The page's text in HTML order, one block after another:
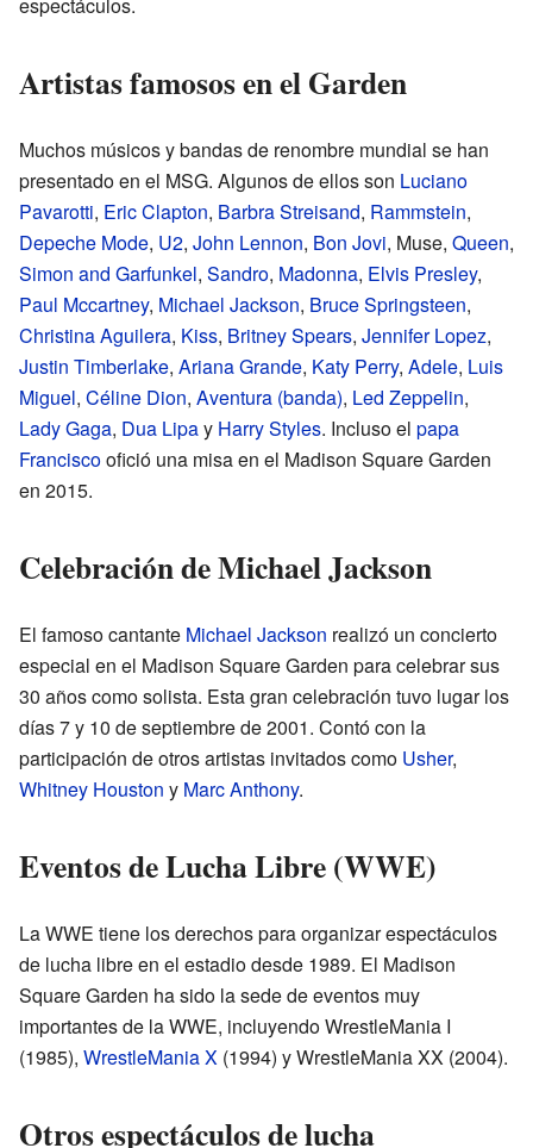
espectáculos.
Artistas famosos en el Garden
Muchos músicos y bandas de renombre mundial se han
presentado en el MSG. Algunos de ellos son Luciano
Pavarotti, Eric Clapton, Barbra Streisand, Rammstein,
Depeche Mode, U2, John Lennon, Bon Jovi, Muse, Queen,
Simon and Garfunkel, Sandro, Madonna, Elvis Presley,
Paul Mccartney, Michael Jackson, Bruce Springsteen,
Christina Aguilera, Kiss, Britney Spears, Jennifer Lopez,
Justin Timberlake, Ariana Grande, Katy Perry, Adele, Luis
Miguel, Céline Dion, Aventura (banda), Led Zeppelin,
Lady Gaga, Dua Lipay Harry Styles. Incluso el papa
Franciscoofició una misa en el Madison Square Garden
en 2015.
Celebración de Michael Jackson
El famoso cantante Michael Jackson realizó un concierto
especial en el Madison Square Garden para celebrar sus
30 años como solista. Esta gran celebración tuvo lugar los
días 7 y 10 de septiembre de 2001. Contó con la
participación de otros artistas invitados como Usher,
Whitney Houston y Marc Anthony.
Eventos de Lucha Libre (WWE)
La WWE tiene los derechos para organizar espectáculos
de lucha libre en el estadio desde 1989. El Madison
Square Garden ha sido la sede de eventos muy
importantes de la WWE, incluyendo WrestleMania I
(1985), WrestleMania X (1994) y WrestleMania XX (2004).
Otros espectáculos de lucha